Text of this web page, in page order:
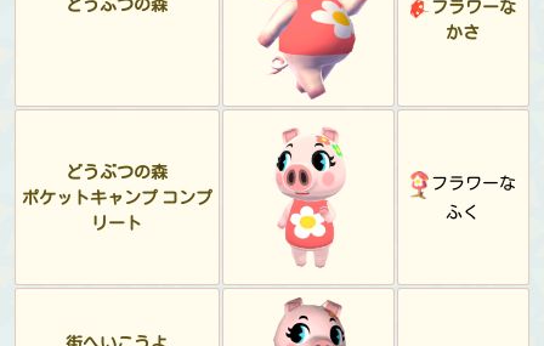
フラワーな
かさ
どうぶつの森
ポケットキャンプ コンプ
リート
フラワーな
ふく